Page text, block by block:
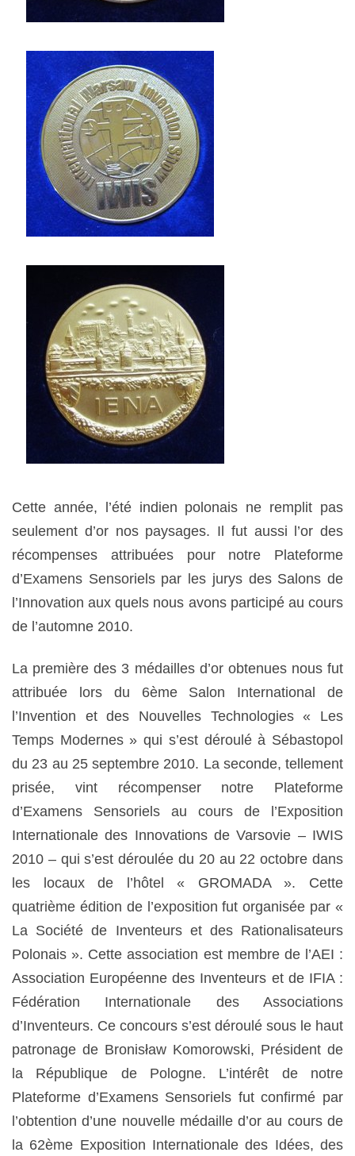
Cette année, l’été indien polonais ne remplit pas
seulement d’or nos paysages. Il fut aussi l’or des
récompenses attribuées pour notre Plateforme
d’Examens Sensoriels par les jurys des Salons de
l’Innovation aux quels nous avons participé au cours
de l’automne 2010.
La première des 3 médailles d’or obtenues nous fut
attribuée lors du 6ème Salon International de
l’Invention et des Nouvelles Technologies « Les
Temps Modernes » qui s’est déroulé à Sébastopol
du 23 au 25 septembre 2010. La seconde, tellement
prisée, vint récompenser notre Plateforme
d’Examens Sensoriels au cours de l’Exposition
Internationale des Innovations de Varsovie – IWIS
2010 – qui s’est déroulée du 20 au 22 octobre dans
les locaux de l’hôtel « GROMADA ». Cette
quatrième édition de l’exposition fut organisée par «
La Société de Inventeurs et des Rationalisateurs
Polonais ». Cette association est membre de l’AEI :
Association Européenne des Inventeurs et de IFIA :
Fédération Internationale des Associations
d’Inventeurs. Ce concours s’est déroulé sous le haut
patronage de Bronisław Komorowski, Président de
la République de Pologne. L’intérêt de notre
Plateforme d’Examens Sensoriels fut confirmé par
l’obtention d’une nouvelle médaille d’or au cours de
la 62ème Exposition Internationale des Idées, des